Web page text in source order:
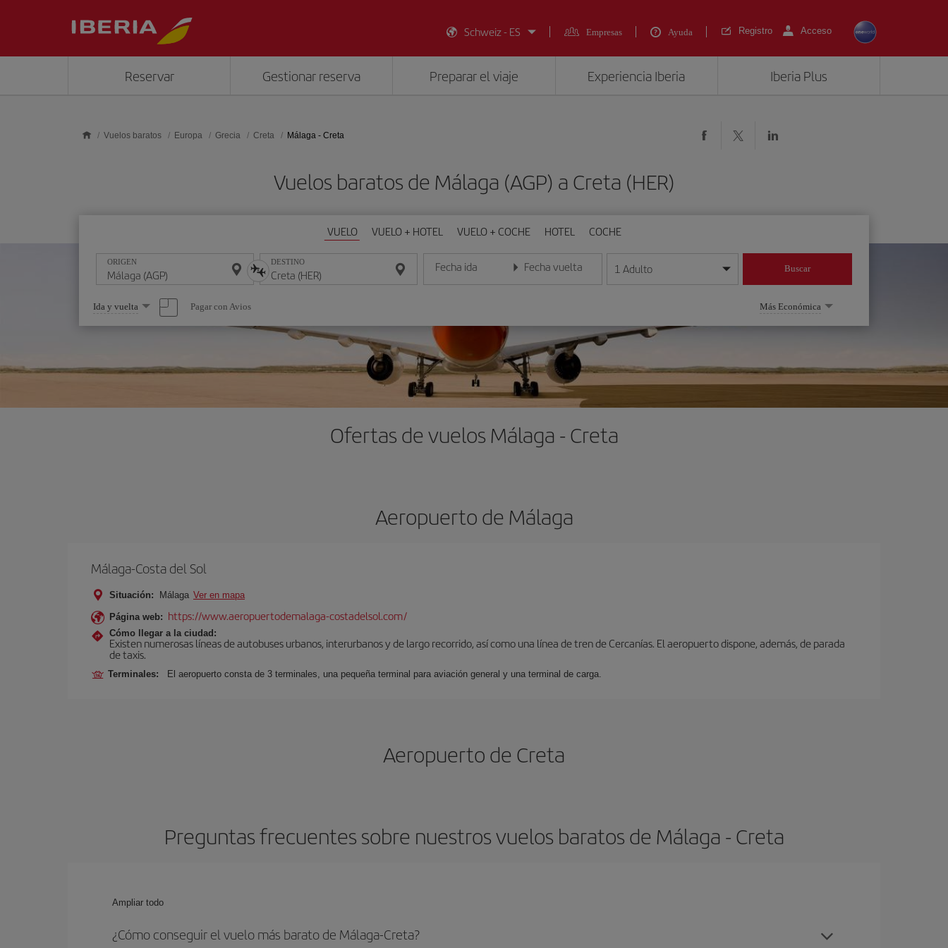
Schweiz - ES
Empresas Ayuda Registro Acceso
Reservar Gestionar reserva Preparar el viaje Experiencia Iberia Iberia Plus
Vuelos baratos Europa Grecia Creta Málaga - Creta
Vuelos baratos de Málaga (AGP) a Creta (HER)
VUELO VUELO + HOTEL VUELO + COCHE HOTEL COCHE
ORIGEN DESTINO Fecha ida
Introduce la fecha en formato día/mes/año
Fecha vuelta
Introduce la fecha en formato día/mes/año
1 Adulto Buscar
Seleccione
una
opción
Ida y vuelta Pagar con Avios Más Económica
Ofertas de vuelos Málaga - Creta
Aeropuerto de Málaga
Málaga-Costa del Sol
Situación: Málaga Ver en mapa
Página web: https://www.aeropuertodemalaga-costadelsol.com/
Cómo llegar a la ciudad:
Existen numerosas líneas de autobuses urbanos, interurbanos y de largo recorrido, así como una línea de tren de Cercanías. El aeropuerto dispone, además, de parada
de taxis.
Terminales: El aeropuerto consta de 3 terminales, una pequeña terminal para aviación general y una terminal de carga.
Aeropuerto de Creta
Preguntas frecuentes sobre nuestros vuelos baratos de Málaga - Creta
Ampliar todo
¿Cómo conseguir el vuelo más barato de Málaga-Creta?